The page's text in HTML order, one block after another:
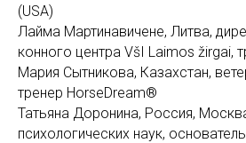
(USA)
Лайма Мартинавичене, Литва,
конного центра VšI Laimos žirgai,
Мария Сытникова, Казахстан,
тренер HorseDream®
Татьяна Доронина, Россия,
психологических наук,